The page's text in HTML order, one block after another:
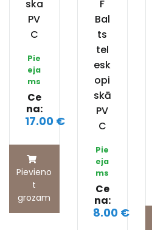
ska
PV
C
Pie
eja
ms
Ce
na:
17.00 €
Pievieno
t
grozam
F
Bal
ts
tel
esk
opi
skā
PV
C
Pie
eja
ms
Ce
na:
8.00 €